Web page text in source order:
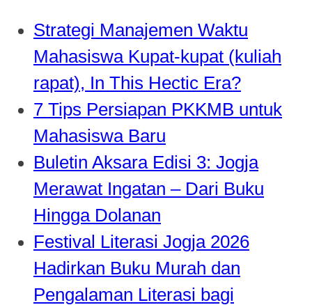
Strategi Manajemen Waktu
Mahasiswa Kupat-kupat (kuliah
rapat), In This Hectic Era?
7 Tips Persiapan PKKMB untuk
Mahasiswa Baru
Buletin Aksara Edisi 3: Jogja
Merawat Ingatan – Dari Buku
Hingga Dolanan
Festival Literasi Jogja 2026
Hadirkan Buku Murah dan
Pengalaman Literasi bagi